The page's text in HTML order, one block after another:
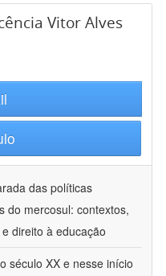
Vitor Alves
das políticas
do mercosul: contextos,
direito à educação
século XX e nesse início